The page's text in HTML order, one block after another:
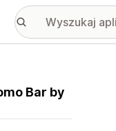
Bar by